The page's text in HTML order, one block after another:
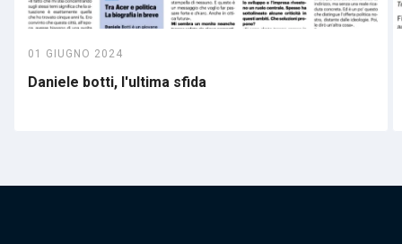
01 GIUGNO 2024
Daniele botti, l'ultima sfida